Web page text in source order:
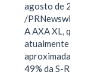
agosto de 2026
/PRNewswire/ --
A AXA XL, que
atualmente
49% da S-RM,